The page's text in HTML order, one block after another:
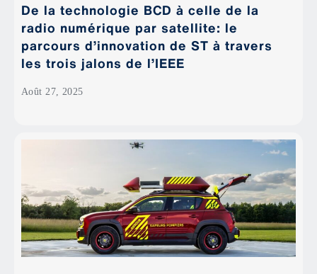
De la technologie BCD à celle de la
radio numérique par satellite: le
parcours d’innovation de ST à travers
les trois jalons de l’IEEE
Août 27, 2025